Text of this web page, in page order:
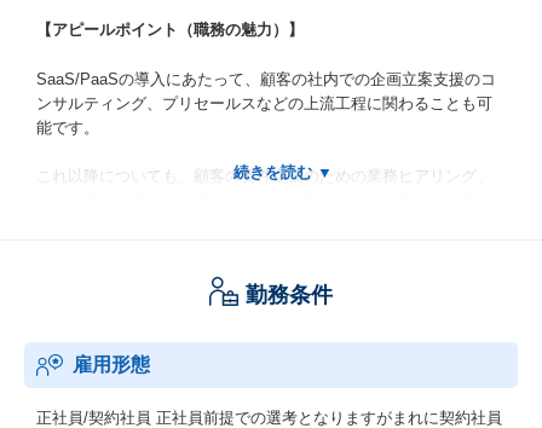
【アピールポイント（職務の魅力）】
SaaS/PaaSの導入にあたって、顧客の社内での企画立案支援のコ
ンサルティング、プリセールスなどの上流工程に関わることも可
能です。
これ以降についても、顧客の要件定義のための業務ヒアリング、
顧客へのDX提案においては、そのソリューションや先端技術への
性の見極めや目利き力を研鑽することが可能です。
ソリューションの活用能力を高めて、様々な分野・業界への展開
も見据えておりますので、得られた知識やケーパビリティの応用
勤務条件
雇用形態
正社員/契約社員 正社員前提での選考となりますがまれに契約社員